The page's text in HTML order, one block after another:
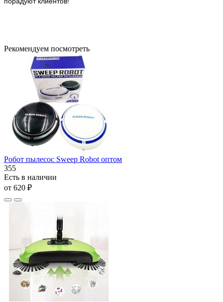
Рекомендуем посмотреть
Робот пылесос Sweep Robot оптом
355
Есть в наличии
от 620 ₽